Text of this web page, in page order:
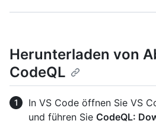
Herunterladen von
CodeQL
In VS Code öffnen Sie VS
und führen Sie CodeQL: